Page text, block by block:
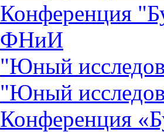
Конференция
ФНиИ
"Юный
"Юный
Конференция